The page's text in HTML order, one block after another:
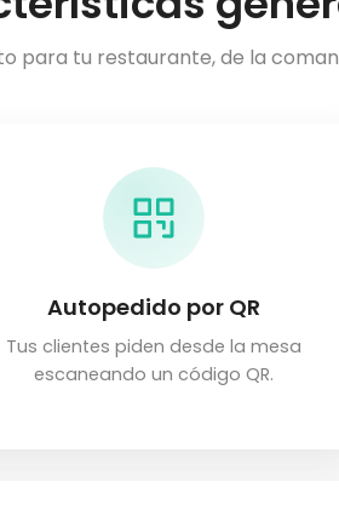
para tu restaurante, de la
Autopedido por QR
Tus clientes piden desde la mesa
escaneando un código QR.